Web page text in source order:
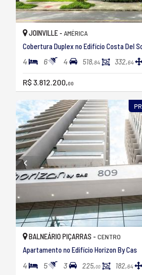
JOINVILLE - AMÉRICA
Cobertura Duplex no Edifício Costa Del
4 6 4 518,84 332,64
R$ 3.812.200,00
BALNEÁRIO PIÇARRAS - CENTRO
Apartamento no Edifício Horizon By Cas
4 5 3 225,00 182,64